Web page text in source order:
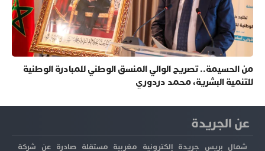
من الحسيمة.. تصريح الوالي المنسق الوطني للمبادرة الوطنية
للتنمية البشرية، محمد دردوري
عن الجريدة
شمال بريس جريدة إلكترونية مغربية مستقلة صادرة عن شركة